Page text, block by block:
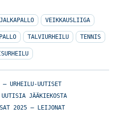
VEIKKAUSLIIGA
TALVIURHEILU TENNIS
– URHEILU-UUTISET
JÄÄKIEKOSTA
2025 – LEIJONAT